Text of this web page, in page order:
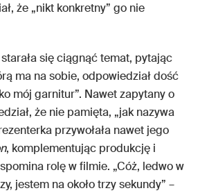
że „nikt konkretny” go nie
się ciągnąć temat, pytając
ma na sobie, odpowiedział dość
mój garnitur”. Nawet zapytany o
że nie pamięta, „jak nazywa
przywołała nawet jego
, komplementując produkcję i
rolę w filmie. „Cóż, ledwo w
jestem na około trzy sekundy” –